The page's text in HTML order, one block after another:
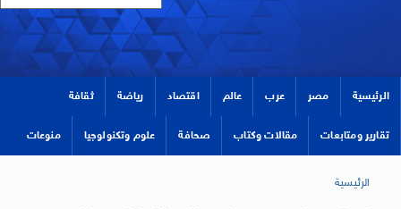
الرئيسية مصر عرب عالم اقتصاد رياضة ثقافة
تقارير ومتابعات مقالات وكتاب صحافة علوم وتكنولوجيا منوعات
الرئيسية